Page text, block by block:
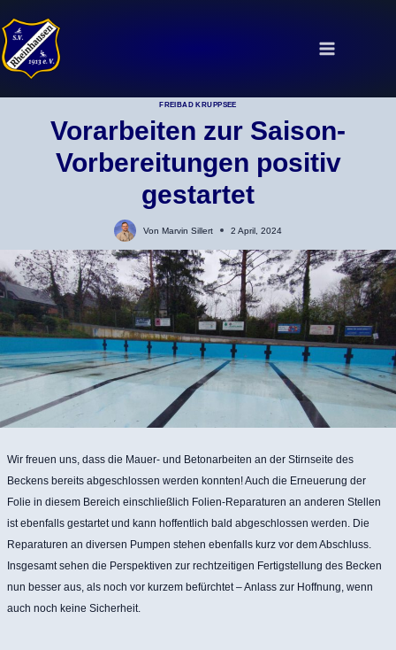
Inhalt
springen
FREIBAD KRUPPSEE
Vorarbeiten zur Saison-
Vorbereitungen positiv
gestartet
Von Marvin Sillert 2 April, 2024
Wir freuen uns, dass die Mauer- und Betonarbeiten an der Stirnseite des
Beckens bereits abgeschlossen werden konnten! Auch die Erneuerung der
Folie in diesem Bereich einschließlich Folien-Reparaturen an anderen Stellen
ist ebenfalls gestartet und kann hoffentlich bald abgeschlossen werden. Die
Reparaturen an diversen Pumpen stehen ebenfalls kurz vor dem Abschluss.
Insgesamt sehen die Perspektiven zur rechtzeitigen Fertigstellung des Becken
nun besser aus, als noch vor kurzem befürchtet – Anlass zur Hoffnung, wenn
auch noch keine Sicherheit.